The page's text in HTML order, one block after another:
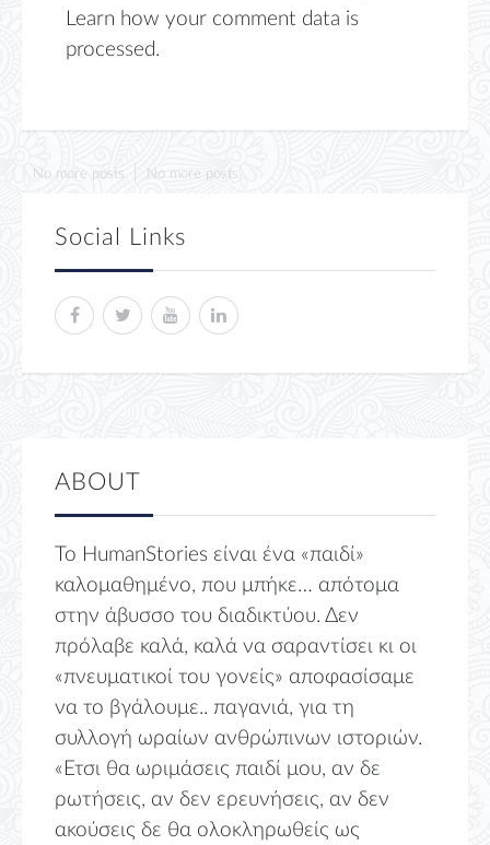
Learn how your comment data is
processed.
No more posts No more posts
Social Links
ABOUT
Το HumanStories είναι ένα «παιδί»
καλομαθημένο, που μπήκε… απότομα
στην άβυσσο του διαδικτύου. Δεν
πρόλαβε καλά, καλά να σαραντίσει κι οι
«πνευματικοί του γονείς» αποφασίσαμε
να το βγάλουμε.. παγανιά, για τη
συλλογή ωραίων ανθρώπινων ιστοριών.
«Ετσι θα ωριμάσεις παιδί μου, αν δε
ρωτήσεις, αν δεν ερευνήσεις, αν δεν
ακούσεις δε θα ολοκληρωθείς ως